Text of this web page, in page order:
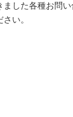
ました各種お問
い。